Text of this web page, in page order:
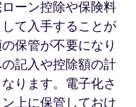
ーン控除や保険料
て入手することが
保管が不要になり
記入や控除額の計
ります。電子化さ
上に保管しておけ